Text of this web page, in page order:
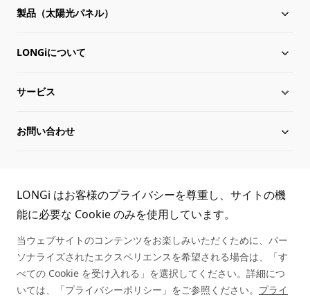
製品（太陽光パネル）
太陽電池モジュール
Hi-MO X10
Hi-MO 7
LONGiについて
LONGiについて
沿革
役員一覧
持続可能な発展
キャリア
サービス
ダウンロード
シリアル番号照会
アフターサービス
お問い合わせ
取扱商社一覧
TEL:
03-6459-0528
LONGi はお客様のプライバシーを尊重し、サイトの機
能に必要な Cookie のみを使用しています。
当ウェブサイトのコンテンツをお楽しみいただくために、パー
ソナライズされたエクスペリエンスを希望される場合は、「す
べての Cookie を受け入れる」を選択してください。詳細につ
いては、「プライバシーポリシー」をご参照ください。 プライ